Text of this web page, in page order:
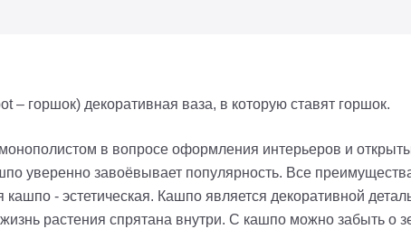
– горшок) декоративная ваза, в которую ставят горшок.
в вопросе оформления интерьеров и
уверенно завоёвывает популярность. Все
- эстетическая. Кашпо является декоративной
растения спрятана внутри. С кашпо можно забыть о